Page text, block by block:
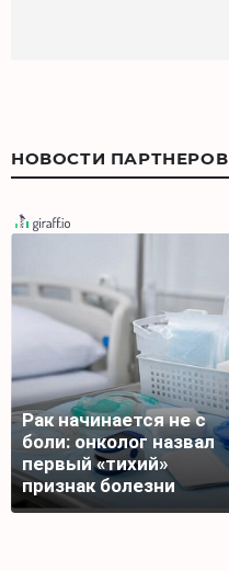
НОВОСТИ ПАРТНЕРОВ
Рак начинается не с
боли: онколог назвал
первый «тихий»
признак болезни